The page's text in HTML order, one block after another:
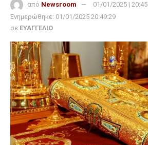
από Newsroom
01/01/2025 | 20:45
Ενημερώθηκε: 01/01/2025 20:49:29
σε ΕΥΑΓΓΕΛΙΟ